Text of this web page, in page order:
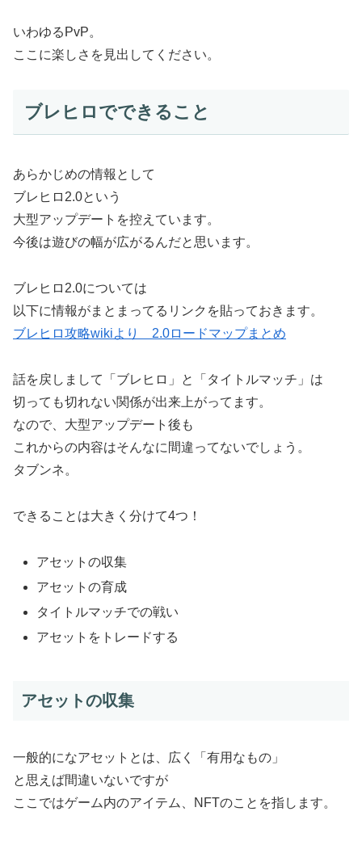
いわゆるPvP。
ここに楽しさを見出してください。
ブレヒロでできること
あらかじめの情報として
ブレヒロ2.0という
大型アップデートを控えています。
今後は遊びの幅が広がるんだと思います。
ブレヒロ2.0については
以下に情報がまとまってるリンクを貼っておきます。
ブレヒロ攻略wikiより 2.0ロードマップまとめ
話を戻しまして「ブレヒロ」と「タイトルマッチ」は
切っても切れない関係が出来上がってます。
なので、大型アップデート後も
これからの内容はそんなに間違ってないでしょう。
タブンネ。
できることは大きく分けて4つ！
アセットの収集
アセットの育成
タイトルマッチでの戦い
アセットをトレードする
アセットの収集
一般的になアセットとは、広く「有用なもの」
と思えば間違いないですが
ここではゲーム内のアイテム、NFTのことを指します。